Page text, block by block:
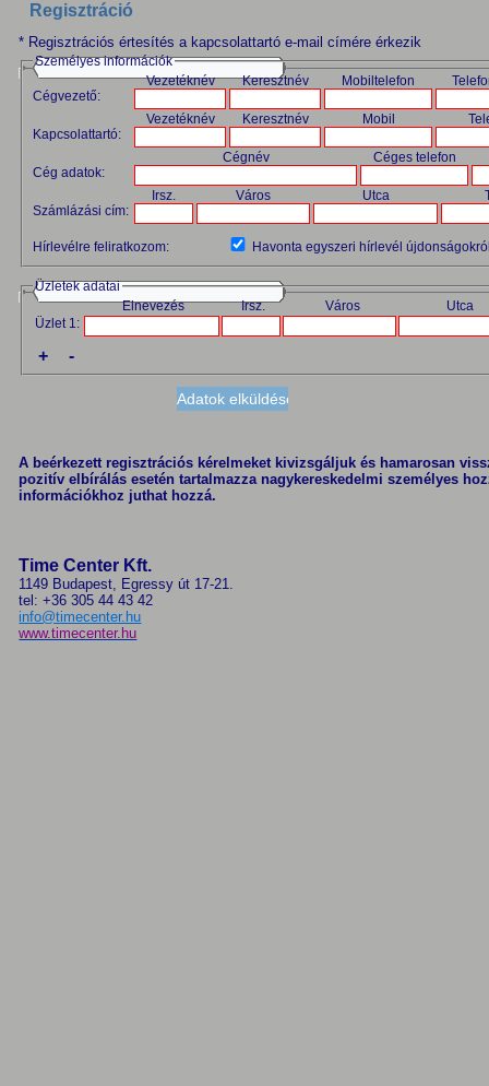
Regisztráció
* Regisztrációs értesítés a kapcsolattartó e-mail címére érkezik
Személyes információk
Cégvezető:
Vezetéknév Keresztnév Mobiltelefon
Kapcsolattartó:
Vezetéknév Keresztnév Mobil
Cég adatok:
Cégnév Céges telefon
Számlázási cím:
Irsz. Város Utca
Hírlevélre feliratkozom: Havonta egyszeri hírlevél
Üzletek adatai
Elnevezés
Irsz. Város
Utca
Üzlet 1:
+ -
A beérkezett regisztrációs kérelmeket kivizsgáljuk és hamarosan
pozitív elbírálás esetén tartalmazza nagykereskedelmi személyes
információkhoz juthat hozzá.
Time Center Kft.
1149 Budapest, Egressy út 17-21.
tel: +36 305 44 43 42
info@timecenter.hu
www.timecenter.hu